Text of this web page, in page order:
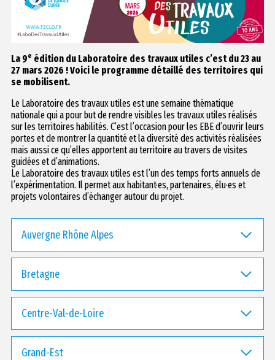
La 9e édition du Laboratoire des travaux utiles c’est du 23 au
27 mars 2026 ! Voici le programme détaillé des territoires qui
se mobilisent.
Le Laboratoire des travaux utiles est une semaine thématique
nationale qui a pour but de rendre visibles les travaux utiles réalisés
sur les territoires habilités. C’est l’occasion pour les EBE d’ouvrir leurs
portes et de montrer la quantité et la diversité des activités réalisées
mais aussi ce qu’elles apportent au territoire au travers de visites
guidées et d’animations.
Le Laboratoire des travaux utiles est l’un des temps forts annuels de
l’expérimentation. Il permet aux habitant·es, partenaires, élu·es et
projets volontaires d’échanger autour du projet.
Auvergne Rhône Alpes
Bretagne
Centre-Val-de-Loire
Grand-Est